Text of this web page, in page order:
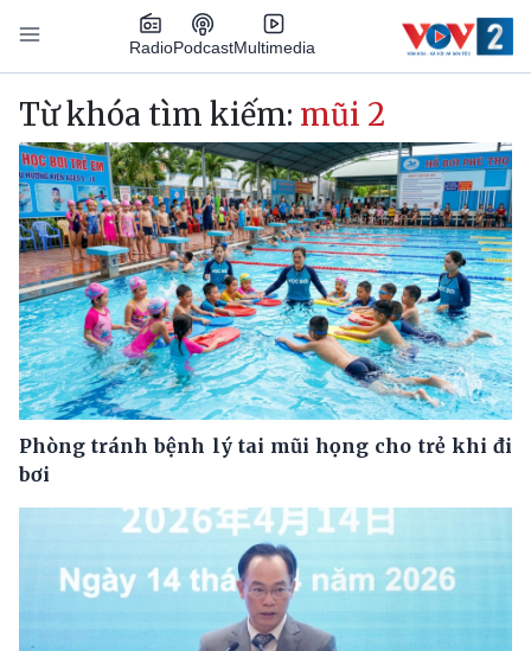
Nhảy đến nội dung
RadioPodcastMultimedia
Main navigation
Từ khóa tìm kiếm: mũi 2
Phòng tránh bệnh lý tai mũi họng cho trẻ khi đi
bơi